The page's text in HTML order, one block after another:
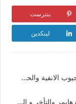
بنترست
لينكدين
خواص دواء زيرتك Zyrtec لعلاج الحساسية والجيوب الانفية والحساسية الجلدية
حقن سيريبروليسين CEREBROLYSIN لعلاج الزهايمر والتأخر و الخرف العقلي والاضرار وموانع الاستعمال